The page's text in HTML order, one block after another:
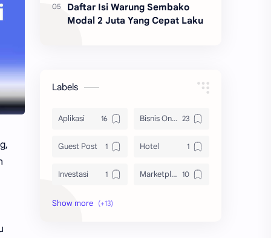
Daftar Isi Warung Sembako
Modal 2 Juta Yang Cepat Laku
Labels
Aplikasi Bisnis Online
Guest Post Hotel
Investasi Marketplace
Peluang Usaha